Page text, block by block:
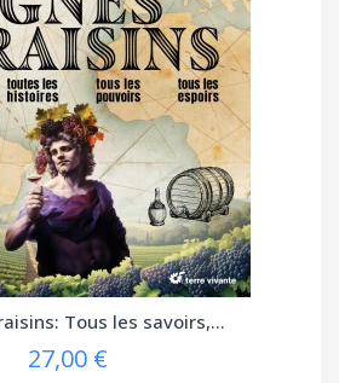
Tous les savoirs,...
27,00 €